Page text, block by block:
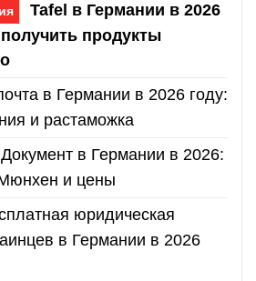
Tafel в Германии в 2026
получить продукты
в Германии в 2026 году:
и растаможка
в Германии в 2026:
и цены
юридическая
в Германии в 2026